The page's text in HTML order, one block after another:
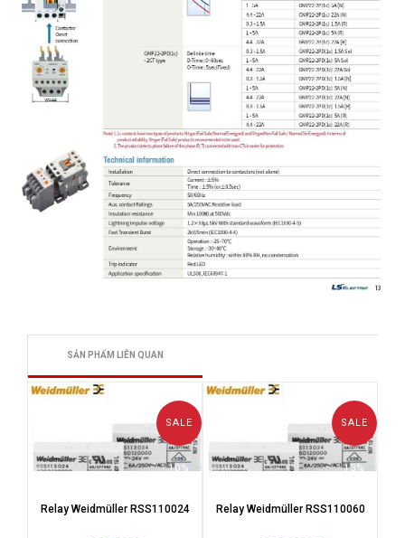
SẢN PHẨM LIÊN QUAN
SALE
10%
Relay Weidmüller RSS110024
SALE
13%
Relay Weidmüller RSS110060